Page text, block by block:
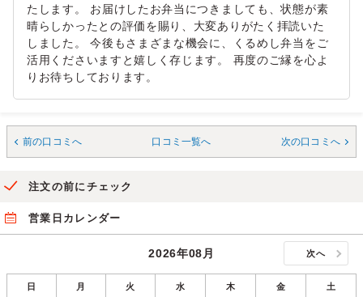
たします。 お届けしたお弁当につきましても、状態が素
晴らしかったとの評価を賜り、大変ありがたく拝読いた
しました。 今後もさまざまな機会に、くるめし弁当をご
活用くださいますと嬉しく存じます。 再度のご縁を心よ
りお待ちしております。
前の口コミへ 口コミ一覧へ 次の口コミへ
注文の前にチェック
営業日カレンダー
2026年08月 次へ
日 月 火 水 木 金 土